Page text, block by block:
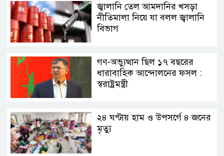
জ্বালানি তেল আমদানির খসড়া
নীতিমালা নিয়ে যা বলল জ্বালানি
বিভাগ
গণ-অভ্যুত্থান ছিল ১৭ বছরের
ধারাবাহিক আন্দোলনের ফসল :
স্বরাষ্ট্রমন্ত্রী
২৪ ঘণ্টায় হাম ও উপসর্গে ৪ জনের
মৃত্যু